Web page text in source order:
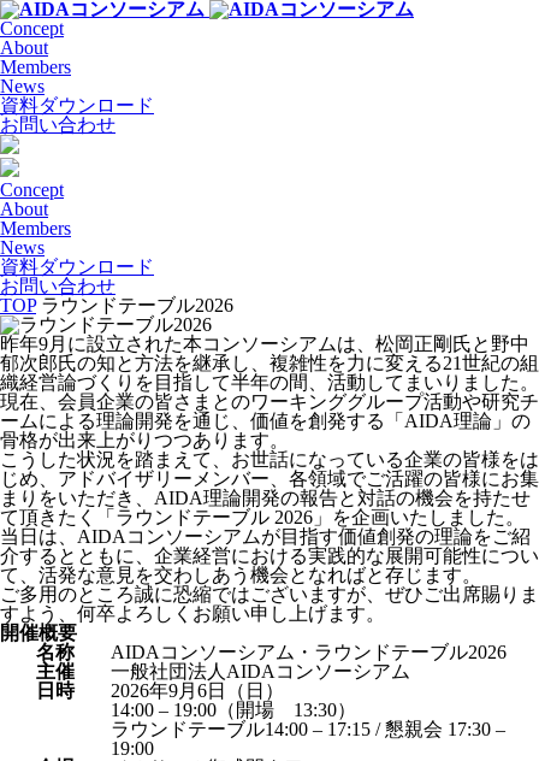
Concept
About
Members
News
資料ダウンロード
お問い合わせ
Concept
About
Members
News
資料ダウンロード
お問い合わせ
TOPラウンドテーブル2026
昨年9月に設立された本コンソーシアムは、松岡正剛氏と野中
郁次郎氏の知と方法を継承し、複雑性を力に変える21世紀の組
織経営論づくりを目指して半年の間、活動してまいりました。
現在、会員企業の皆さまとのワーキンググループ活動や研究チ
ームによる理論開発を通じ、価値を創発する「AIDA理論」の
骨格が出来上がりつつあります。
こうした状況を踏まえて、お世話になっている企業の皆様をは
じめ、アドバイザリーメンバー、各領域でご活躍の皆様にお集
まりをいただき、AIDA理論開発の報告と対話の機会を持たせ
て頂きたく「ラウンドテーブル 2026」を企画いたしました。
当日は、AIDAコンソーシアムが目指す価値創発の理論をご紹
介するとともに、企業経営における実践的な展開可能性につい
て、活発な意見を交わしあう機会となればと存じます。
ご多用のところ誠に恐縮ではございますが、ぜひご出席賜りま
すよう、何卒よろしくお願い申し上げます。
開催概要
名称
AIDAコンソーシアム・ラウンドテーブル2026
主催
一般社団法人AIDAコンソーシアム
日時
2026年9月6日（日）
14:00 – 19:00（開場 13:30）
ラウンドテーブル14:00 – 17:15 / 懇親会 17:30 –
19:00